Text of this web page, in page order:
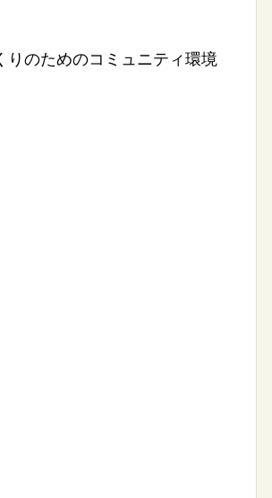
りのためのコミュニティ環境